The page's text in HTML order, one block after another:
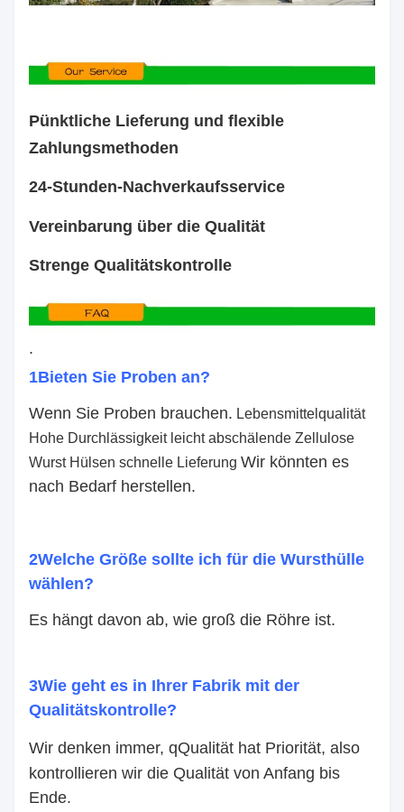
Pünktliche Lieferung und flexible
Zahlungsmethoden
24-Stunden-Nachverkaufsservice
Vereinbarung über die Qualität
Strenge Qualitätskontrolle
.
1Bieten Sie Proben an?
Wenn Sie Proben brauchen. Lebensmittelqualität
Hohe Durchlässigkeit leicht abschälende Zellulose
Wurst Hülsen schnelle Lieferung Wir könnten es
nach Bedarf herstellen.
2Welche Größe sollte ich für die Wursthülle
wählen?
Es hängt davon ab, wie groß die Röhre ist.
3Wie geht es in Ihrer Fabrik mit der
Qualitätskontrolle?
Wir denken immer, qQualität hat Priorität, also
kontrollieren wir die Qualität von Anfang bis
Ende.